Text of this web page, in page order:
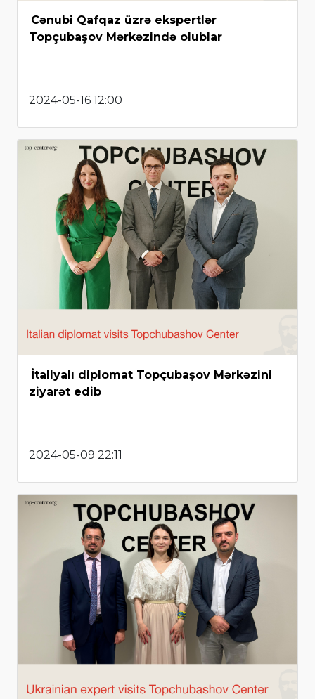
Cənubi Qafqaz üzrə ekspertlər
Topçubaşov Mərkəzində olublar
2024-05-16 12:00
İtaliyalı diplomat Topçubaşov Mərkəzini
ziyarət edib
2024-05-09 22:11